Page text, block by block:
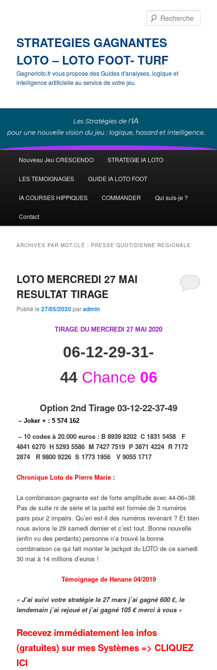
STRATEGIES GAGNANTES
LOTO – LOTO FOOT- TURF
Gagnerloto.fr vous propose des Guides d'analyses, logique et
intelligence artificielle au service de votre jeu.
principal
Aller
au
contenu
Aller
au
contenu
Nouveau Jeu CRESCENDO STRATEGIE IA LOTO
LES TEMOIGNAGES GUIDE IA LOTO FOOT
IA COURSES HIPPIQUES COMMANDER Qui suis-je ?
Contact
ARCHIVES PAR MOT-CLÉ : PRESSE QUOTIDIENNE REGIONALE
LOTO MERCREDI 27 MAI
RESULTAT TIRAGE
Publié le27/05/2020paradmin
TIRAGE DU MERCREDI 27 MAI 2020
06-12-29-31-
44 Chance 06
Option 2nd Tirage 03-12-22-37-49
– Joker + : 5 574 162
– 10 codes à 20.000 euros : B 8939 8202C 1831 5458 F
4841 6270H 5293 5586M 7427 7519 P 3871 4224 R 7172
2874 R 9800 9226S 1773 1956V 9055 1717
Chronique Loto de Pierre Marie :
La combinaison gagnante est de forte amplitude avec 44-06=38.
Pas de suite ni de série et la parité est formée de 3 numéros
pairs pour 2 impairs. Qu’en est-il des numéros revenant ? Et bien
nous avions le 29 samedi dernier et c’est tout. Bonne nouvelle
(enfin vu des perdants) personne n’a trouvé la bonne
combinaison ce qui fait monter le jackpot du LOTO de ce samedi
30 mai à 14 millions d’euros !
Témoignage de Hanane 04/2019
« J’ai suivi votre stratégie le 27 mars j’ai gagné 600 €, le
lendemain j’ai rejoué et j’ai gagné 105 € merci à vous »
Recevez immédiatement les infos
(gratuites) sur mes Systèmes => CLIQUEZ
ICI